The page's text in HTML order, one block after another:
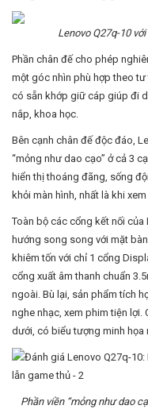
Lenovo Q27q-10
Phần chân đế cho phép
một góc nhìn phù hợp theo
có sẵn khớp giữ cáp giúp đi
nắp, khoa học.
Bên cạnh chân đế độc đáo,
“mỏng như dao cạo” ở cả 3
hiển thị thoáng đãng, sống
khỏi màn hình, nhất là khi
Toàn bộ các cổng kết nối
hướng song song với mặt
khiêm tốn với chỉ 1 cổng
cổng xuất âm thanh chuẩn
ngoài. Bù lại, sản phẩm tích
nghe nhạc, xem phim tiện lợi.
dưới, có biểu tượng minh họa
Phần viền “mỏng như dao